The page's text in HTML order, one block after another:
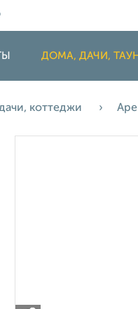
ДОМА, ДАЧИ,
коттеджи